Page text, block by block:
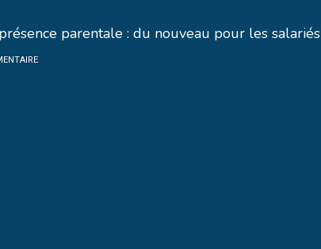
parentale : du nouveau pour les salariés